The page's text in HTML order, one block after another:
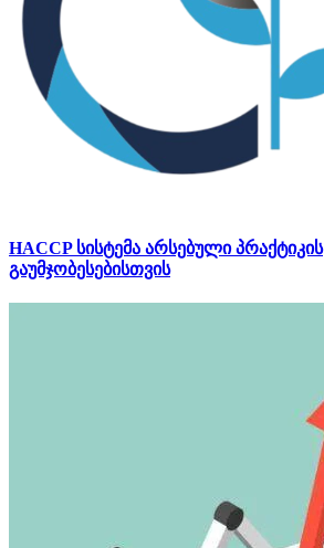
HACCP სისტემა არსებული პრაქტიკის
გაუმჯობესებისთვის